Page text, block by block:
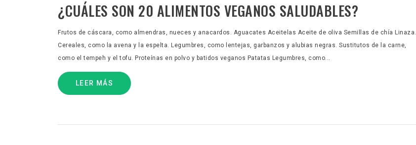
¿CUÁLES SON 20 ALIMENTOS VEGANOS SALUDABLES?
Frutos de cáscara, como almendras, nueces y anacardos. Aguacates Aceitelas Aceite de oliva Semillas de chía Linaza.
Cereales, como la avena y la espelta. Legumbres, como lentejas, garbanzos y alubias negras. Sustitutos de la carne,
como el tempeh y el tofu. Proteínas en polvo y batidos veganos Patatas Legumbres, como...
LEER MÁS